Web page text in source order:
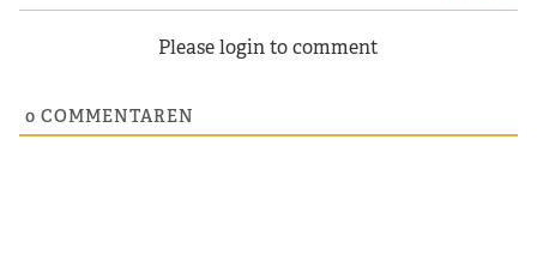
Please login to comment
0 COMMENTAREN